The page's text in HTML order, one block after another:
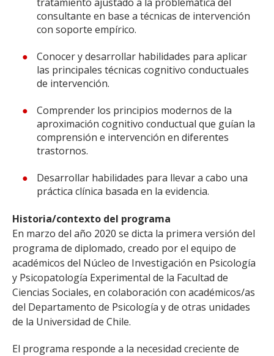
consultante en base a técnicas de intervención
con soporte empírico.
Conocer y desarrollar habilidades para aplicar
las principales técnicas cognitivo conductuales
de intervención.
Comprender los principios modernos de la
aproximación cognitivo conductual que guían la
comprensión e intervención en diferentes
trastornos.
Desarrollar habilidades para llevar a cabo una
práctica clínica basada en la evidencia.
Historia/contexto del programa
En marzo del año 2020 se dicta la primera versión del
programa de diplomado, creado por el equipo de
académicos del Núcleo de Investigación en Psicología
y Psicopatología Experimental de la Facultad de
Ciencias Sociales, en colaboración con académicos/as
del Departamento de Psicología y de otras unidades
de la Universidad de Chile.
El programa responde a la necesidad creciente de